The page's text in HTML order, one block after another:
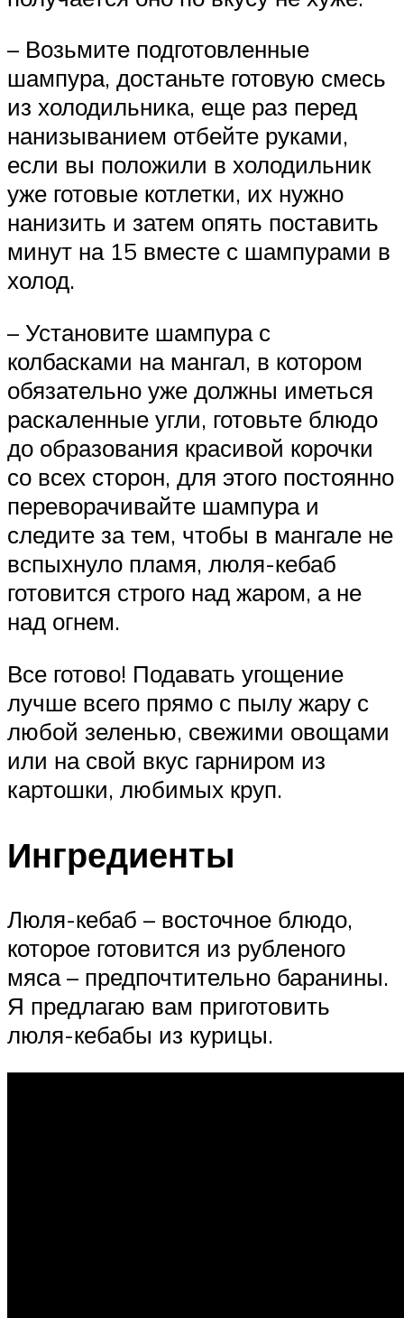
– Возьмите подготовленные
шампура, достаньте готовую смесь
из холодильника, еще раз перед
нанизыванием отбейте руками,
если вы положили в холодильник
уже готовые котлетки, их нужно
нанизить и затем опять поставить
минут на 15 вместе с шампурами в
холод.
– Установите шампура с
колбасками на мангал, в котором
обязательно уже должны иметься
раскаленные угли, готовьте блюдо
до образования красивой корочки
со всех сторон, для этого постоянно
переворачивайте шампура и
следите за тем, чтобы в мангале не
вспыхнуло пламя, люля-кебаб
готовится строго над жаром, а не
над огнем.
Все готово! Подавать угощение
лучше всего прямо с пылу жару с
любой зеленью, свежими овощами
или на свой вкус гарниром из
картошки, любимых круп.
Ингредиенты
Люля-кебаб – восточное блюдо,
которое готовится из рубленого
мяса – предпочтительно баранины.
Я предлагаю вам приготовить
люля-кебабы из курицы.